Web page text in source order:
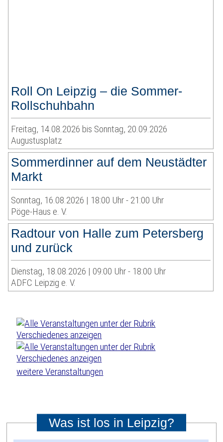
Roll On Leipzig – die Sommer-
Rollschuhbahn
Freitag, 14.08.2026 bis Sonntag, 20.09.2026
Augustusplatz
Sommerdinner auf dem Neustädter
Markt
Sonntag, 16.08.2026 | 18:00 Uhr - 21:00 Uhr
Pöge-Haus e. V.
Radtour von Halle zum Petersberg
und zurück
Dienstag, 18.08.2026 | 09:00 Uhr - 18:00 Uhr
ADFC Leipzig e. V.
weitere Veranstaltungen
Was ist los in Leipzig?